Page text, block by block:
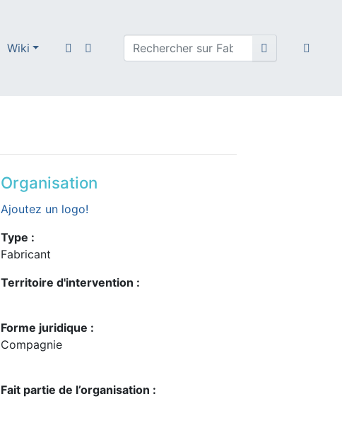
Wiki
Organisation
Ajoutez un logo!
Type :
Fabricant
Territoire d'intervention :
Forme juridique :
Compagnie
Fait partie de l’organisation :